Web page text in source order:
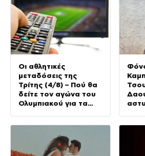
Οι αθλητικές
μεταδόσεις της
Τρίτης (4/8) – Πού θα
δείτε τον αγώνα του
Ολυμπιακού για τα